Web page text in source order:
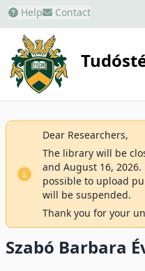
Help Contact
Dear Researchers,
The library will be
and August 16,
possible to upload
will be suspended.
Thank you for your
Szabó Barbara